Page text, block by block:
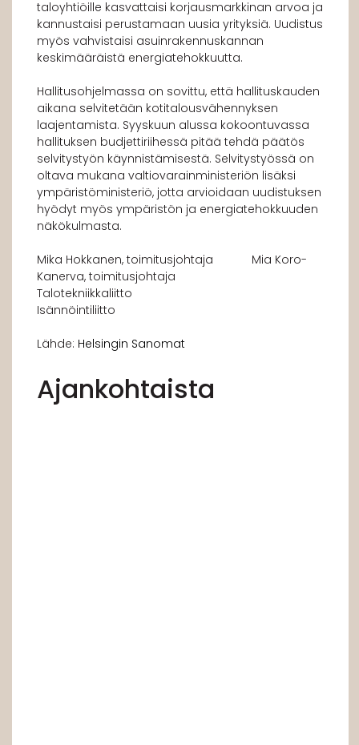
taloyhtiöille kasvattaisi korjausmarkkinan arvoa ja
kannustaisi perustamaan uusia yrityksiä. Uudistus
myös vahvistaisi asuinrakennuskannan
keskimääräistä energiatehokkuutta.
Hallitusohjelmassa on sovittu, että hallituskauden
aikana selvitetään kotitalousvähennyksen
laajentamista. Syyskuun alussa kokoontuvassa
hallituksen budjettiriihessä pitää tehdä päätös
selvitystyön käynnistämisestä. Selvitystyössä on
oltava mukana valtiovarainministeriön lisäksi
ympäristöministeriö, jotta arvioidaan uudistuksen
hyödyt myös ympäristön ja energiatehokkuuden
näkökulmasta.
Mika Hokkanen, toimitusjohtaja Mia Koro-
Kanerva, toimitusjohtaja
Talotekniikkaliitto
Isännöintiliitto
Lähde: Helsingin Sanomat
Ajankohtaista